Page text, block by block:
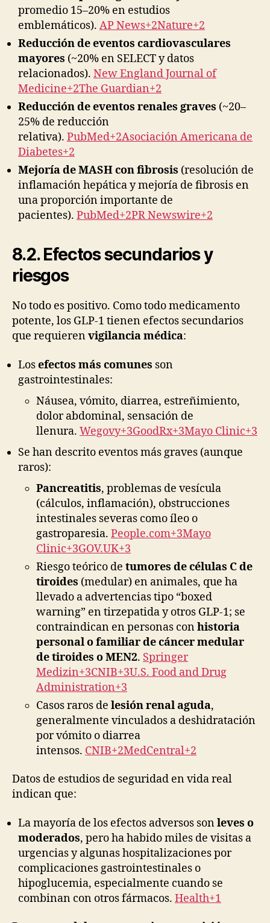
promedio 15–20% en estudios
emblemáticos). AP News+2Nature+2
Reducción de eventos cardiovasculares
mayores (~20% en SELECT y datos
relacionados). New England Journal of
Medicine+2The Guardian+2
Reducción de eventos renales graves (~20–
25% de reducción
relativa). PubMed+2Asociación Americana de
Diabetes+2
Mejoría de MASH con fibrosis (resolución de
inflamación hepática y mejoría de fibrosis en
una proporción importante de
pacientes). PubMed+2PR Newswire+2
8.2. Efectos secundarios y
riesgos
No todo es positivo. Como todo medicamento
potente, los GLP-1 tienen efectos secundarios
que requierenvigilancia médica:
Losefectos más comunes son
gastrointestinales:
Náusea, vómito, diarrea, estreñimiento,
dolor abdominal, sensación de
llenura. Wegovy+3GoodRx+3Mayo Clinic+3
Se han descrito eventos más graves (aunque
raros):
Pancreatitis, problemas de vesícula
(cálculos, inflamación), obstrucciones
intestinales severas como íleo o
gastroparesia. People.com+3Mayo
Clinic+3GOV.UK+3
Riesgo teórico de tumores de células C de
tiroides (medular) en animales, que ha
llevado a advertencias tipo “boxed
warning” en tirzepatida y otros GLP-1; se
contraindican en personas conhistoria
personal o familiar de cáncer medular
de tiroides o MEN2. Springer
Medizin+3CNIB+3U.S. Food and Drug
Administration+3
Casos raros de lesión renal aguda,
generalmente vinculados a deshidratación
por vómito o diarrea
intensos. CNIB+2MedCentral+2
Datos de estudios de seguridad en vida real
indican que:
La mayoría de los efectos adversos sonleves o
moderados, pero ha habido miles de visitas a
urgencias y algunas hospitalizaciones por
complicaciones gastrointestinales o
hipoglucemia, especialmente cuando se
combinan con otros fármacos. Health+1